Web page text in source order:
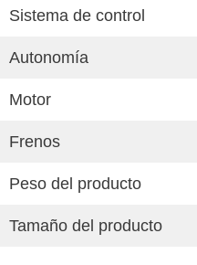
Sistema de control
Autonomía
Motor
Frenos
Peso del producto
Tamaño del producto